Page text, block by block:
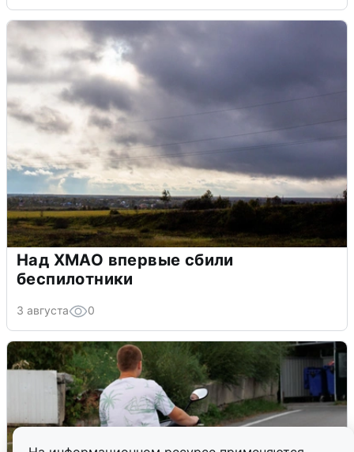
Над ХМАО впервые сбили
беспилотники
3 августа 0